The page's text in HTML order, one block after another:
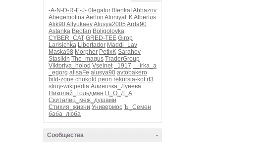
-A-N-D-R-E-J- 0legator 0lenkaI Abbazov
AbegemotinaAerton AfoniyaEKAlbertus
Alik90AllyukaevAlusya2005 Arda90
Astanka Beofan Boligolovka
CYBER_CAT GRED-TEE Girop
Larisichka Libertador Maddi_Lav
Maska98 Morpher PetixK Sarahov
Stasikin The_magus TraderGroup
Viktoriya_holod Vseinet _1917
__irka_a
_egorg alisaFe alusya90 avtobakero
bild-zone chukold peon rekursia-kot rf3
stroy-wikipedia Алиночка_Лунева
Николай_Гольдман П_О_Л_А
Скиталец_меж_душами
Стихия_жизни Универмос Ъ_Семен
баба_люба
-
Сообщества